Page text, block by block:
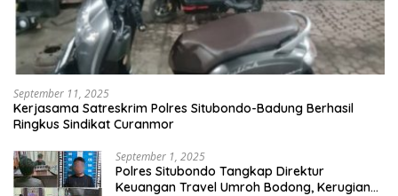
September 11, 2025
Kerjasama Satreskrim Polres Situbondo-Badung Berhasil
Ringkus Sindikat Curanmor
September 1, 2025
Polres Situbondo Tangkap Direktur
Keuangan Travel Umroh Bodong, Kerugian